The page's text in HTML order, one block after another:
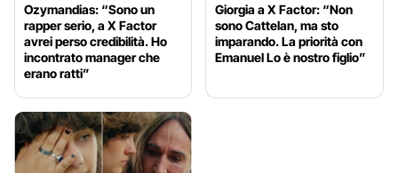
Ozymandias: “Sono un
rapper serio, a X Factor
avrei perso credibilità. Ho
incontrato manager che
erano ratti”
Giorgia a X Factor: “Non
sono Cattelan, ma sto
imparando. La priorità con
Emanuel Lo è nostro figlio”